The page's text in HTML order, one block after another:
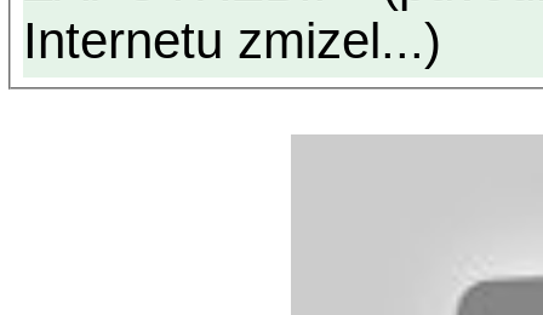
Internetu zmizel...)